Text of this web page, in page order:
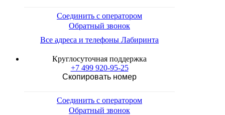
Соединить с оператором
Обратный звонок
Все адреса и телефоны Лабиринта
Круглосуточная поддержка
+7 499 920-95-25
Скопировать номер
Соединить с оператором
Обратный звонок